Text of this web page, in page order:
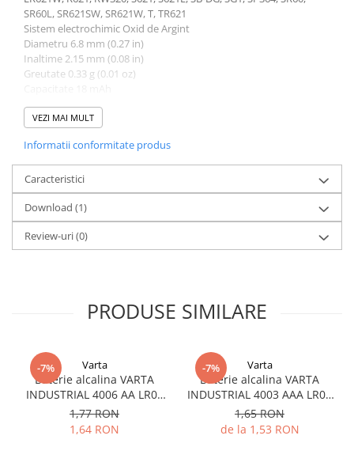
SLA AGM (Sealed Lead Acid)
Deep Cycle - Tractiune/Semi-
Tractiune
Marine & Caravan
Pachete acumulatori VRLA
Sisteme de management (BMS)
Redresoare, incarcatoare si testere
Redresoare auto, moto, barci si
stationare
Surse UPS
Stabilizatoare Tensiune
PDUs unitati de distributie a
energiei electrice
Cabinete baterii
Acumulatori UPS
SR60L, SR621SW, SR621W, T, TR621
Sistem electrochimic Oxid de Argint
Diametru 6.8 mm (0.27 in)
Inaltime 2.15 mm (0.08 in)
Greutate 0.33 g (0.01 oz)
Tensiune 1.55 V
VEZI MAI MULT
Informatii conformitate produs
Caracteristici
Download (1)
Review-uri(0)
PRODUSE SIMILARE
-7% Varta
Baterie alcalina VARTA
INDUSTRIAL 4006 AA LR06
1.5V bulk
1,77 RON
1,64 RON
-7% Varta
Baterie alcalina VARTA
INDUSTRIAL 4003 AAA LR03
1.5V
1,65 RON
de la 1,53 RON